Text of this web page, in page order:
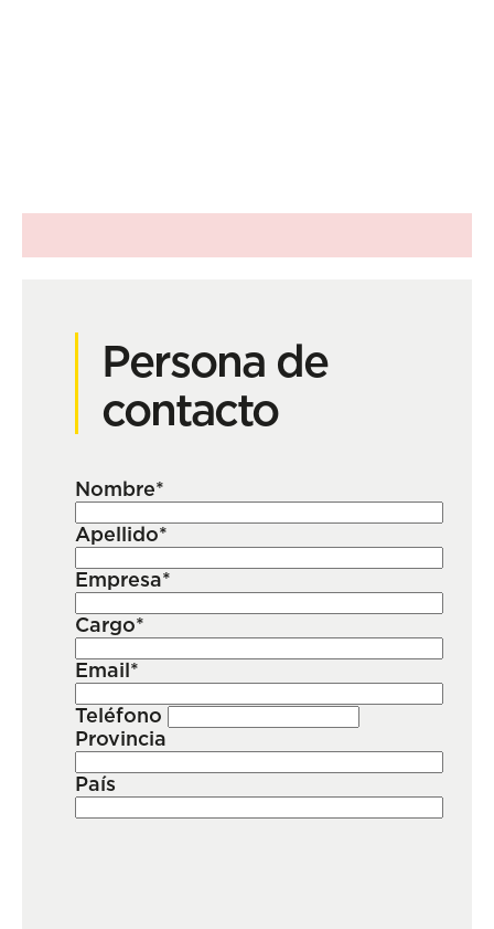
Persona de
contacto
Nombre*
Apellido*
Empresa*
Cargo*
Email*
Teléfono
Provincia
País